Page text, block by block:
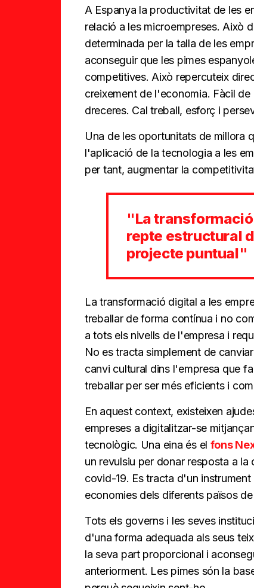
A Espanya la productivitat de les
relació a les microempreses. Això
determinada per la talla de les
aconseguir que les pimes
competitives. Això repercuteix
creixement de l'economia. Fàcil
dreceres. Cal treball, esforç i
Una de les oportunitats de millora
l'aplicació de la tecnologia a les
per tant, augmentar la
"La
repte estructural
projecte puntual"
La transformació digital a les
treballar de forma contínua i no
a tots els nivells de l'empresa i
No es tracta simplement de
canvi cultural dins l'empresa que
treballar per ser més eficients i
En aquest context, existeixen
empreses a digitalitzar-se
tecnològic. Una eina és el fons
un revulsiu per donar resposta a
covid-19. Es tracta d'un
economies dels diferents països de
Tots els governs i les seves
d'una forma adequada als seus
la seva part proporcional i
anteriorment. Les pimes són la